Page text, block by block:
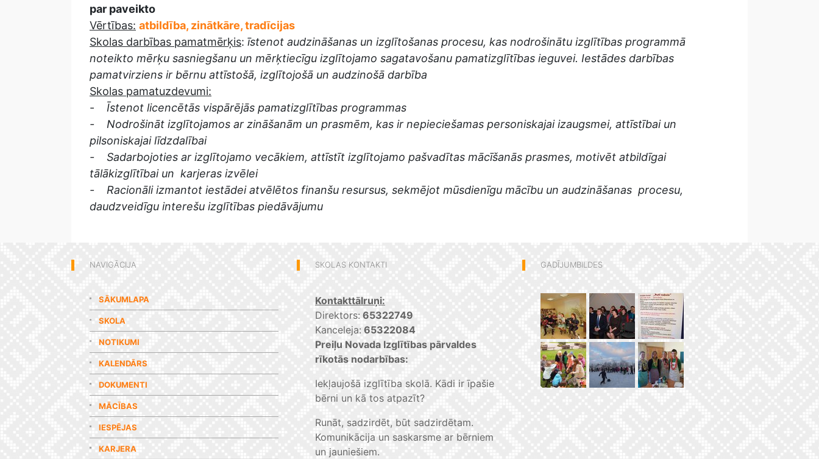
par paveikto
Vērtības: atbildība, zinātkāre, tradīcijas
Skolas darbības pamatmērķis: īstenot audzināšanas un izglītošanas procesu, kas nodrošinātu izglītības programmā
noteikto mērķu sasniegšanu un mērķtiecīgu izglītojamo sagatavošanu pamatizglītības ieguvei. Iestādes darbības
pamatvirziens ir bērnu attīstošā, izglītojošā un audzinošā darbība
Skolas pamatuzdevumi:
- Īstenot licencētās vispārējās pamatizglītības programmas
- Nodrošināt izglītojamos ar zināšanām un prasmēm, kas ir nepieciešamas personiskajai izaugsmei, attīstībai un
pilsoniskajai līdzdalībai
- Sadarbojoties ar izglītojamo vecākiem, attīstīt izglītojamo pašvadītas mācīšanās prasmes, motivēt atbildīgai
tālākizglītībai un karjeras izvēlei
- Racionāli izmantot iestādei atvēlētos finanšu resursus, sekmējot mūsdienīgu mācību un audzināšanas procesu,
daudzveidīgu interešu izglītības piedāvājumu
NAVIGĀCIJA
SĀKUMLAPA
SKOLA
NOTIKUMI
KALENDĀRS
DOKUMENTI
MĀCĪBAS
IESPĒJAS
KARJERA
SKOLAS KONTAKTI
Kontakttālruņi:
Direktors: 65322749
Kanceleja: 65322084
Preiļu Novada Izglītības pārvaldes
rīkotās nodarbības:
Iekļaujošā izglītība skolā. Kādi ir īpašie
bērni un kā tos atpazīt?
Runāt, sadzirdēt, būt sadzirdētam.
Komunikācija un saskarsme ar bērniem
un jauniešiem.
GADĪJUMBILDES